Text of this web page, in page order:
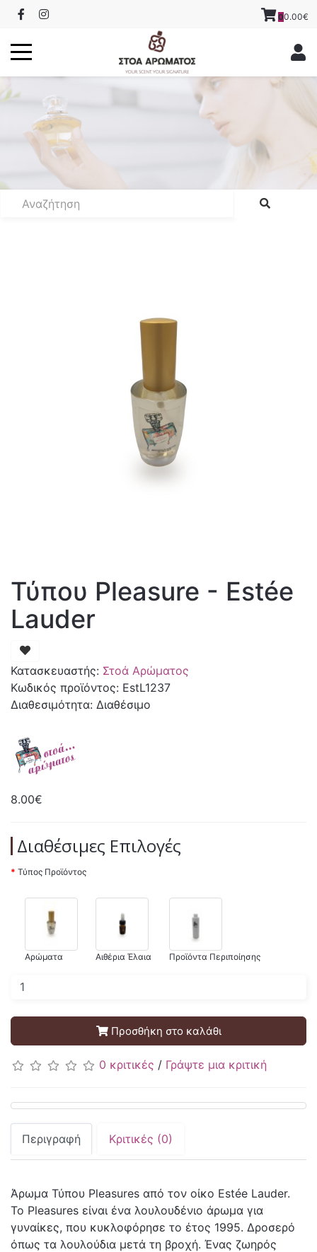
00.00€
Τύπου Pleasure - Estée
Lauder
Κατασκευαστής: Στοά Αρώματος
Κωδικός προϊόντος: EstL1237
Διαθεσιμότητα: Διαθέσιμο
8.00€
Διαθέσιμες Επιλογές
Τύπος Προϊόντος
Αρώματα Αιθέρια Έλαια Προϊόντα Περιποίησης
Προσθήκη στο καλάθι
0 κριτικές / Γράψτε μια κριτική
Περιγραφή Κριτικές (0)
Άρωμα Τύπου Pleasures από τον οίκο Estée Lauder.
Το Pleasures είναι ένα λουλουδένιο άρωμα για
γυναίκες, που κυκλοφόρησε το έτος 1995. Δροσερό
όπως τα λουλούδια μετά τη βροχή. Ένας ζωηρός